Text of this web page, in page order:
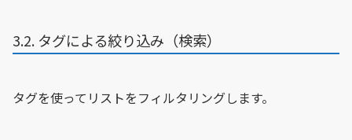
3.2. タグによる絞り込み（検索）
タグを使ってリストをフィルタリングします。